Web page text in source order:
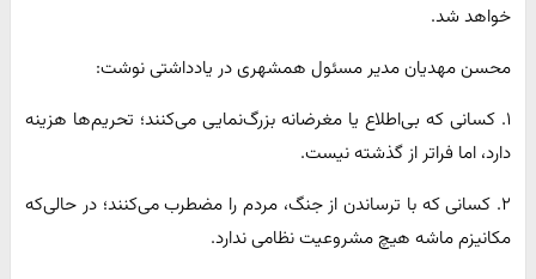
خواهد شد.
محسن مهدیان مدیر مسئول همشهری در یادداشتی نوشت:
۱. کسانی که بی‌اطلاع یا مغرضانه بزرگ‌نمایی می‌کنند؛ تحریم‌ها هزینه
دارد، اما فراتر از گذشته نیست.
۲. کسانی که با ترساندن از جنگ، مردم را مضطرب می‌کنند؛ در حالی‌که
مکانیزم ماشه هیچ مشروعیت نظامی ندارد.